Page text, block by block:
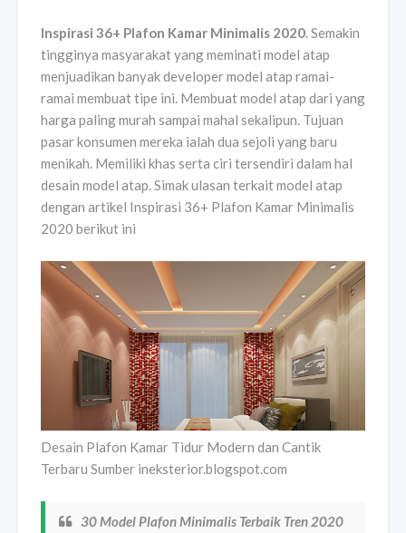
Inspirasi 36+ Plafon Kamar Minimalis 2020. Semakin
tingginya masyarakat yang meminati model atap
menjuadikan banyak developer model atap ramai-
ramai membuat tipe ini. Membuat model atap dari yang
harga paling murah sampai mahal sekalipun. Tujuan
pasar konsumen mereka ialah dua sejoli yang baru
menikah. Memiliki khas serta ciri tersendiri dalam hal
desain model atap. Simak ulasan terkait model atap
dengan artikel Inspirasi 36+ Plafon Kamar Minimalis
2020 berikut ini
Desain Plafon Kamar Tidur Modern dan Cantik
Terbaru Sumber ineksterior.blogspot.com
30 Model Plafon Minimalis Terbaik Tren 2020